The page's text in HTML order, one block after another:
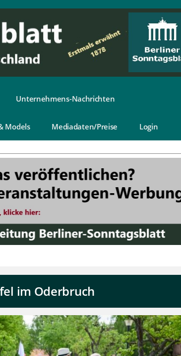
Unternehmens-Nachrichten
Models Mediadaten/Preise Login
im Oderbruch